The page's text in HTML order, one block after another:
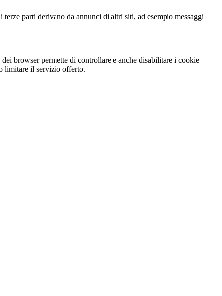
parti derivano da annunci di altri siti, ad esempio messaggi
browser permette di controllare e anche disabilitare i cookie
limitare il servizio offerto.